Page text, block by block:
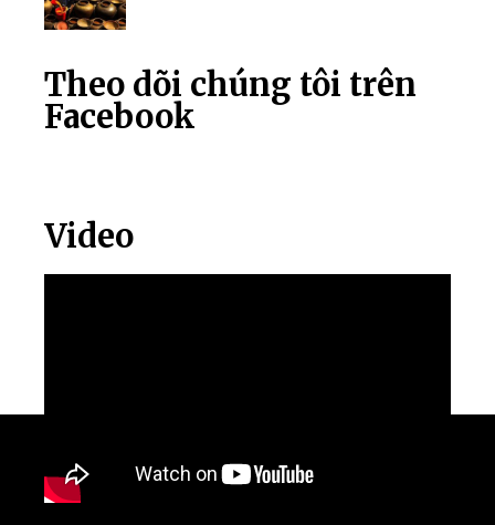
Theo dõi chúng tôi trên
Facebook
Video